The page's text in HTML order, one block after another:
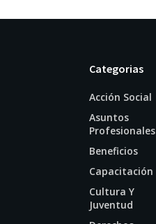
Categorias
Acción Social
Asuntos
Profesionales
Beneficios
Capacitación
Cultura Y
Juventud